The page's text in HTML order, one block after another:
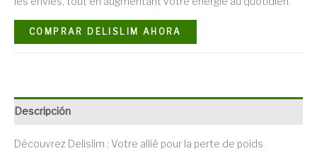
COMPRAR DELISLIM AHORA
Descripción
Découvrez Delislim : Votre allié pour la perte de poids